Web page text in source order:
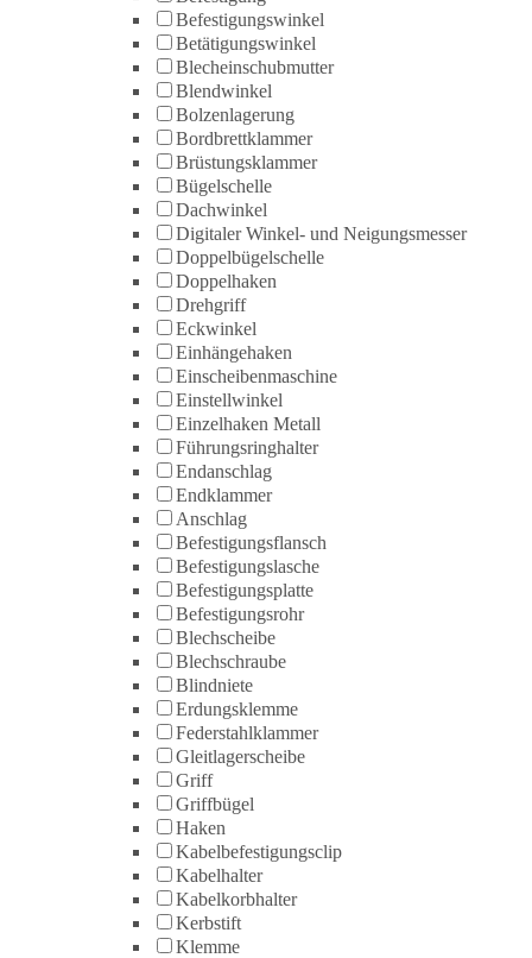
Befestigungswinkel
Betätigungswinkel
Blecheinschubmutter
Blendwinkel
Bolzenlagerung
Bordbrettklammer
Brüstungsklammer
Bügelschelle
Dachwinkel
Digitaler Winkel- und Neigungsmesser
Doppelbügelschelle
Doppelhaken
Drehgriff
Eckwinkel
Einhängehaken
Einscheibenmaschine
Einstellwinkel
Einzelhaken Metall
Führungsringhalter
Endanschlag
Endklammer
Anschlag
Befestigungsflansch
Befestigungslasche
Befestigungsplatte
Befestigungsrohr
Blechscheibe
Blechschraube
Blindniete
Erdungsklemme
Federstahlklammer
Gleitlagerscheibe
Griff
Griffbügel
Haken
Kabelbefestigungsclip
Kabelhalter
Kabelkorbhalter
Kerbstift
Klemme